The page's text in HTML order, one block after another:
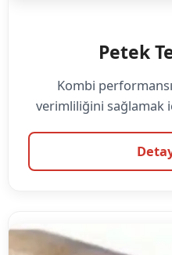
Petek
Kombi
verimliliğini sağlamak